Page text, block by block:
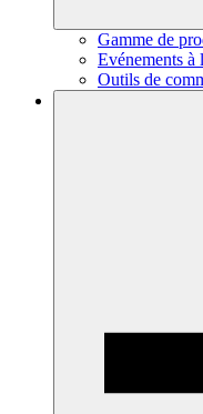
Gamme de
Evénements à
Outils de